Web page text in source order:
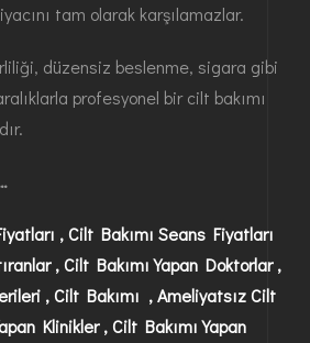
tam olarak karşılamazlar.
düzensiz beslenme, sigara gibi
profesyonel bir cilt bakımı
, Cilt Bakımı Seans Fiyatları
, Cilt Bakımı Yapan Doktorlar ,
, Cilt Bakımı , Ameliyatsız Cilt
Klinikler , Cilt Bakımı Yapan